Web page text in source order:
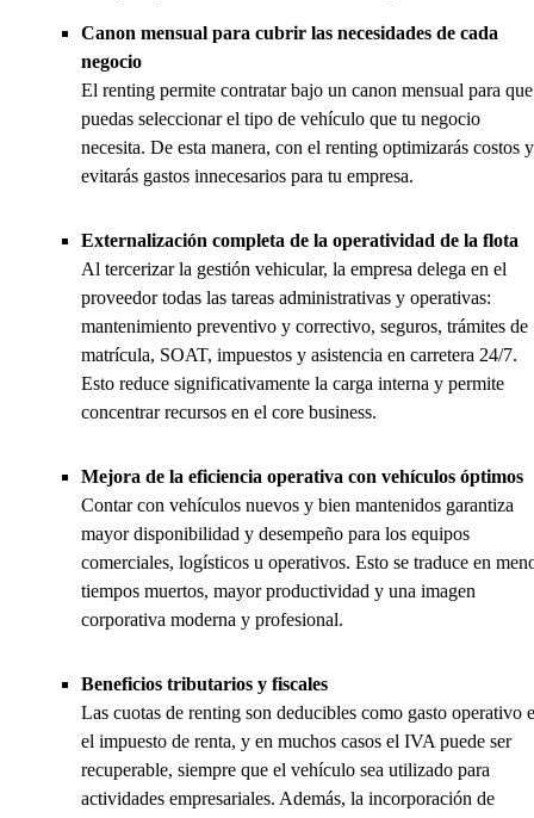
Canon mensual para cubrir las necesidades de cada
negocio
El renting permite contratar bajo un canon mensual para que
puedas seleccionar el tipo de vehículo que tu negocio
necesita. De esta manera, con el renting optimizarás costos y
evitarás gastos innecesarios para tu empresa.
Externalización completa de la operatividad de la flota
Al tercerizar la gestión vehicular, la empresa delega en el
proveedor todas las tareas administrativas y operativas:
mantenimiento preventivo y correctivo, seguros, trámites de
matrícula, SOAT, impuestos y asistencia en carretera 24/7.
Esto reduce significativamente la carga interna y permite
concentrar recursos en el core business.
Mejora de la eficiencia operativa con vehículos óptimos
Contar con vehículos nuevos y bien mantenidos garantiza
mayor disponibilidad y desempeño para los equipos
comerciales, logísticos u operativos. Esto se traduce en
tiempos muertos, mayor productividad y una imagen
corporativa moderna y profesional.
Beneficios tributarios y fiscales
Las cuotas de renting son deducibles como gasto operativo
el impuesto de renta, y en muchos casos el IVA puede ser
recuperable, siempre que el vehículo sea utilizado para
actividades empresariales. Además, la incorporación de